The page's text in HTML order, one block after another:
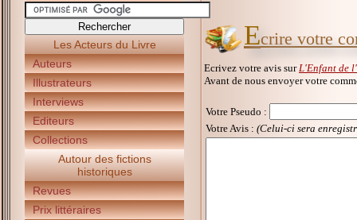
Les Acteurs du Livre
Auteurs
Illustrateurs
Interviews
Editeurs
Collections
Autour des fictions
historiques
Revues
Prix littéraires
Ecrire votre
Ecrivez votre avis sur L'Enfant de
Avant de nous envoyer votre
Votre Pseudo :
Votre Avis : (Celui-ci sera